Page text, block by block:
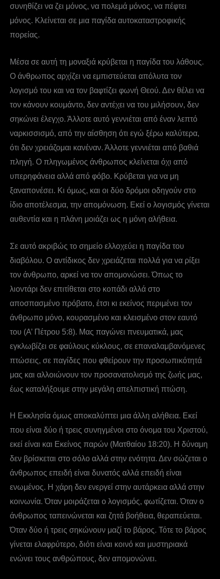
συνηθίζει να ζει μόνος, να πολεμά μόνος, να πέφτει
μόνος. Κλείνεται σε μια παγίδα αυτοκαταστροφικής
πορείας.
Μέσα σε αυτή τη μοναξιά κρύβεται η παγίδα του λάθους.
Ο άνθρωπος αρχίζει να εμπιστεύεται απόλυτα τον
λογισμό του και να τον βαφτίζει φωνή Θεού. Δεν θέλει να
τον κάνουν κουμάντο, δεν αντέχει να του μιλήσουν, δεν
σηκώνει έλεγχο. Άλλοτε αυτό γεννιέται από έναν λεπτό
ναρκισσισμό, από την αίσθηση ότι εγώ ξέρω καλύτερα,
ότι δεν χρειάζομαι κανέναν. Άλλοτε γεννιέται από βαθιά
πληγή. Ο πληγωμένος άνθρωπος κλείνεται όχι από
υπερηφάνεια αλλά από φόβο. Κρύβεται για να μη
ξαναπονέσει. Κι όμως, και οι δύο δρόμοι οδηγούν στο
ίδιο αποτέλεσμα, την απομόνωση. Εκεί ο λογισμός γίνεται
αυθεντία και η πλάνη μοιάζει ως η μόνη αλήθεια.
Σε αυτό ακριβώς το σημείο ελλοχεύει η παγίδα του
διαβόλου. Ο αντίδικος δεν χρειάζεται πολλά για να ρίξει
τον άνθρωπο, αρκεί να τον απομονώσει. Όπως το
λιοντάρι δεν επιτίθεται στο κοπάδι αλλά στο
αποσπασμένο πρόβατο, έτσι κι εκείνος περιμένει τον
άνθρωπο μόνο, κουρασμένο και κλεισμένο στον εαυτό
του (Α’ Πέτρου 5:8). Μας παγώνει πνευματικά, μας
εγκλωβίζει σε φαύλους κύκλους, σε επαναλαμβανόμενες
πτώσεις, σε παγίδες που φθείρουν την προσωπικότητά
μας και αλλοιώνουν τον προσανατολισμό της ζωής μας,
έως καταλήξουμε στην μεγάλη απελπιστική πτώση.
Η Εκκλησία όμως αποκαλύπτει μια άλλη αλήθεια. Εκεί
που είναι δύο ή τρεις συνηγμένοι στο όνομα του Χριστού,
εκεί είναι και Εκείνος παρών (Ματθαίου 18:20). Η δύναμη
δεν βρίσκεται στο σόλο αλλά στην ενότητα. Δεν σώζεται ο
άνθρωπος επειδή είναι δυνατός αλλά επειδή είναι
ενωμένος. Η χάρη δεν ενεργεί στην αυτάρκεια αλλά στην
κοινωνία. Όταν μοιράζεται ο λογισμός, φωτίζεται. Όταν ο
άνθρωπος ταπεινώνεται και ζητά βοήθεια, θεραπεύεται.
Όταν δύο ή τρεις σηκώνουν μαζί το βάρος. Τότε το βάρος
γίνεται ελαφρύτερο, διότι είναι κοινό και μυστηριακά
ενώνει τους ανθρώπους, δεν απομονώνει.